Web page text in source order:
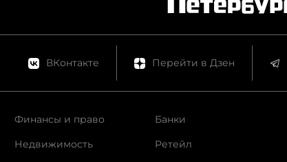
ВКонтакте Перейти в Дзен
Финансы и право
Недвижимость
Банки
Ретейл